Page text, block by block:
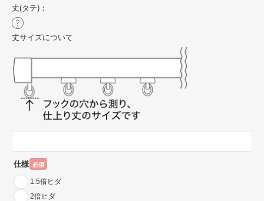
丈(タテ)：
丈サイズについて
仕様 必須
1.5倍ヒダ
2倍ヒダ